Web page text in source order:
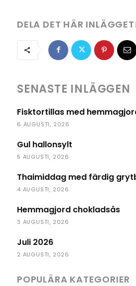
DELA DET HÄR
SENASTE INLÄGGEN
Fisktortillas med
6 AUGUSTI, 2026
Gul hallonsylt
5 AUGUSTI, 2026
Thaimiddag med färdig
4 AUGUSTI, 2026
Hemmagjord chokladsås
3 AUGUSTI, 2026
Juli 2026
2 AUGUSTI, 2026
POPULÄRA KATEGORIER